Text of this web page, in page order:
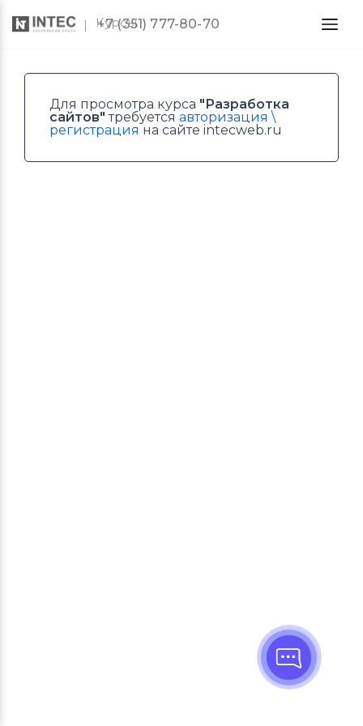
Курсы
+7 (351) 777-80-70
Для просмотра курса "Разработка
сайтов" требуется авторизация \
регистрация на сайте intecweb.ru